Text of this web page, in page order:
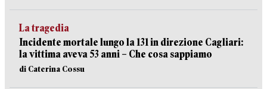
La tragedia
Incidente mortale lungo la 131 in direzione Cagliari:
la vittima aveva 53 anni – Che cosa sappiamo
di Caterina Cossu